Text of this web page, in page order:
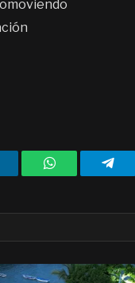
WhatsApp